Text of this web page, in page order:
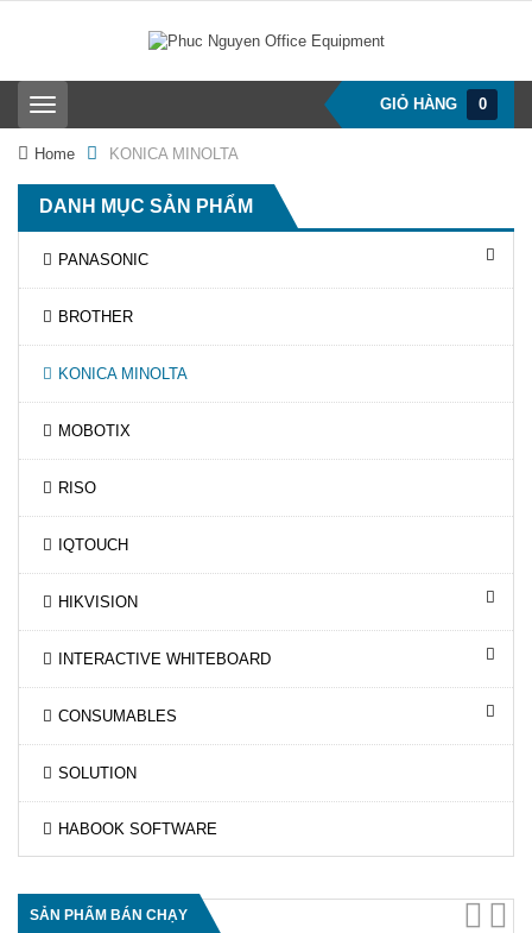
T
o
g
l
e
n
a
g
i
o
n
GIỎ HÀNG 0
Home KONICA MINOLTA
DANH MỤC SẢN PHẨM
PANASONIC
BROTHER
KONICA MINOLTA
MOBOTIX
RISO
IQTOUCH
HIKVISION
INTERACTIVE WHITEBOARD
CONSUMABLES
SOLUTION
HABOOK SOFTWARE
SẢN PHẨM BÁN CHẠY